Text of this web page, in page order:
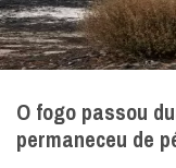
O fogo passou
permaneceu de